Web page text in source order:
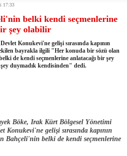
kurtarmak!
4 ilçede sandığa gidildi
17:33
belki kendi seçmenlerine
şey olabilir
Konukevi'ne gelişi sırasında kapının
bayrakla ilgili "Her konuda bir sözü olan
de kendi seçmenlerine anlatacağı bir şey
duymadık kendisinden" dedi.
Böke, Irak Kürt Bölgesel Yönetimi
gelişi sırasında kapının
Bahçeli'nin belki de kendi seçmenlerine